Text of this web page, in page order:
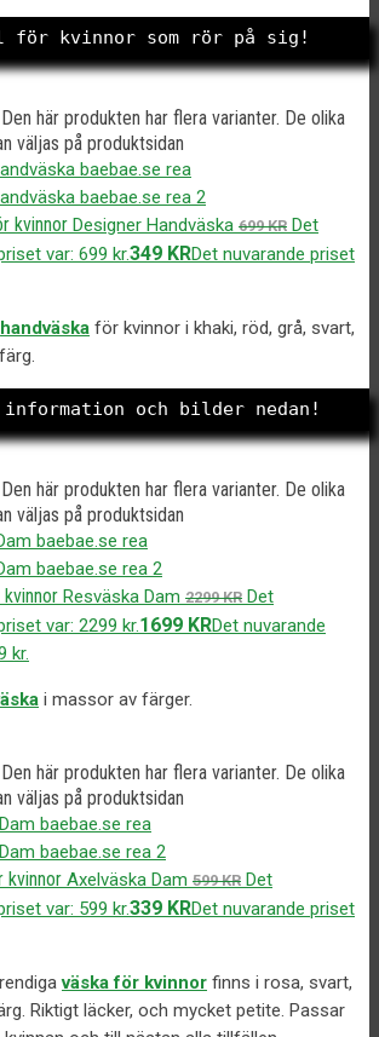
för kvinnor som rör på sig!
Den här produkten har flera varianter. De olika
väljas på produktsidan
kvinnor Designer Handväska 699KR Det
var: 699 kr.349 KRDet nuvarande priset
handväska för kvinnor i khaki, röd, grå, svart,
information och bilder nedan!
Den här produkten har flera varianter. De olika
väljas på produktsidan
Resväska Dam 2299KR Det
var: 2299 kr.1699 KRDet nuvarande
kr.
i massor av färger.
Den här produkten har flera varianter. De olika
väljas på produktsidan
kvinnor Axelväska Dam 599KR Det
var: 599 kr.339 KRDet nuvarande priset
väska för kvinnor finns i rosa, svart,
Riktigt läcker, och mycket petite. Passar